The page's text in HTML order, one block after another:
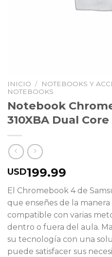
INICIO / NOTEBOOKS Y
NOTEBOOKS
Notebook
310XBA Dual Core
USD199.99
El Chromebook 4 de
que enseñes de la manera
compatible con varias
dentro o fuera del aula.
su tecnología con una
puede satisfacer sus